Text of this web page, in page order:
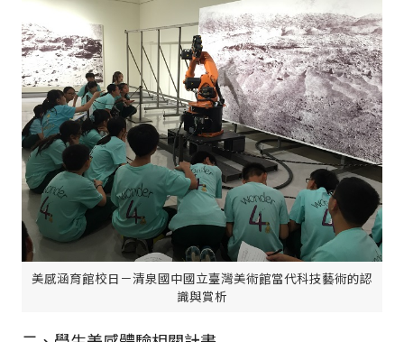
美感涵育館校日－清泉國中國立臺灣美術館當代科技藝術的認
識與賞析